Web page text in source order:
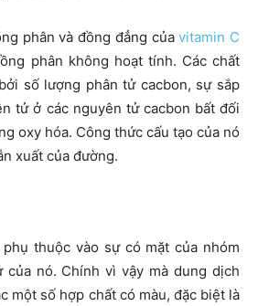
phân và đồng đẳng củavitamin C
phân không hoạt tính. Các chất
số lượng phân tử cacbon, sự sắp
tử ở các nguyên tử cacbon bất đối
oxy hóa. Công thức cấu tạo của nó
xuất của đường.
thuộc vào sự có mặt của nhóm
nó. Chính vì vậy mà dung dịch
một số hợp chất có màu, đặc biệt là